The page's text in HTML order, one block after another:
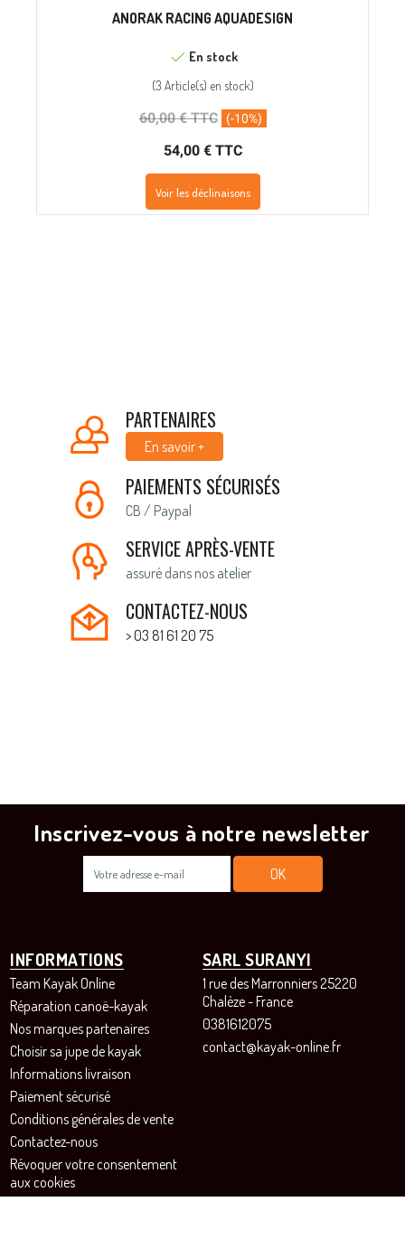
ANORAK RACING AQUADESIGN
En stock
(3 Article(s) en stock)
60,00 € TTC (-10%)
54,00 € TTC
Voir les déclinaisons
PARTENAIRES
En savoir +
PAIEMENTS SÉCURISÉS
CB / Paypal
SERVICE APRÈS-VENTE
assuré dans nos atelier
CONTACTEZ-NOUS
> 03 81 61 20 75
Inscrivez-vous à notre newsletter
INFORMATIONS
Team Kayak Online
Réparation canoë-kayak
Nos marques partenaires
Choisir sa jupe de kayak
Informations livraison
Paiement sécurisé
Conditions générales de vente
Contactez-nous
Révoquer votre consentement
aux cookies
SARL SURANYI
1 rue des Marronniers 25220
Chalèze - France
0381612075
contact@kayak-online.fr